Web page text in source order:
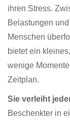
ihren Stress.
Belastungen
Menschen
bietet ein
wenige
Zeitplan.
Sie verleiht
Beschenkter in